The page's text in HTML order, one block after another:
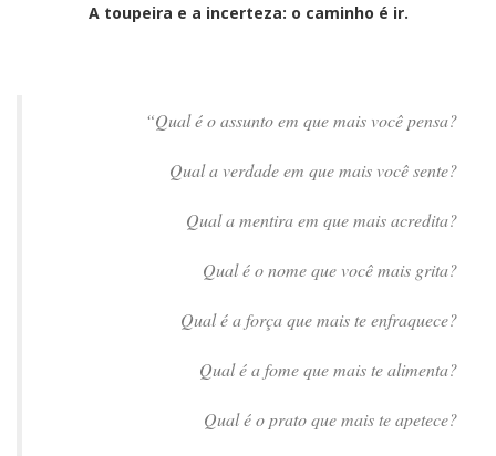
A toupeira e a incerteza: o caminho é ir.
“Qual é o assunto em que mais você pensa?
Qual a verdade em que mais você sente?
Qual a mentira em que mais acredita?
Qual é o nome que você mais grita?
Qual é a força que mais te enfraquece?
Qual é a fome que mais te alimenta?
Qual é o prato que mais te apetece?